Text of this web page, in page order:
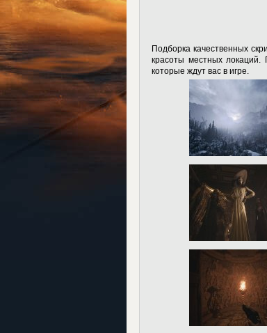
Подборка качественных
красоты местных
которые ждут вас в игре.